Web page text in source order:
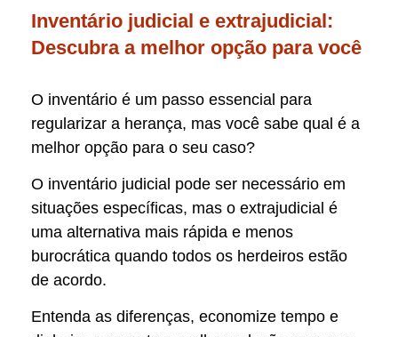
Inventário judicial e extrajudicial:
Descubra a melhor opção para você
O inventário é um passo essencial para
regularizar a herança, mas você sabe qual é a
melhor opção para o seu caso?
O inventário judicial pode ser necessário em
situações específicas, mas o extrajudicial é
uma alternativa mais rápida e menos
burocrática quando todos os herdeiros estão
de acordo.
Entenda as diferenças, economize tempo e